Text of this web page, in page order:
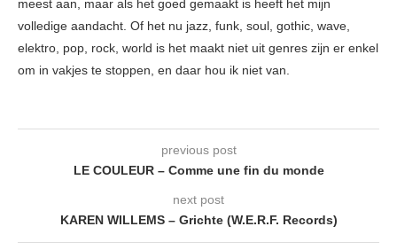
meest aan, maar als het goed gemaakt is heeft het mijn
volledige aandacht. Of het nu jazz, funk, soul, gothic, wave,
elektro, pop, rock, world is het maakt niet uit genres zijn er enkel
om in vakjes te stoppen, en daar hou ik niet van.
previous post
LE COULEUR – Comme une fin du monde
next post
KAREN WILLEMS – Grichte (W.E.R.F. Records)